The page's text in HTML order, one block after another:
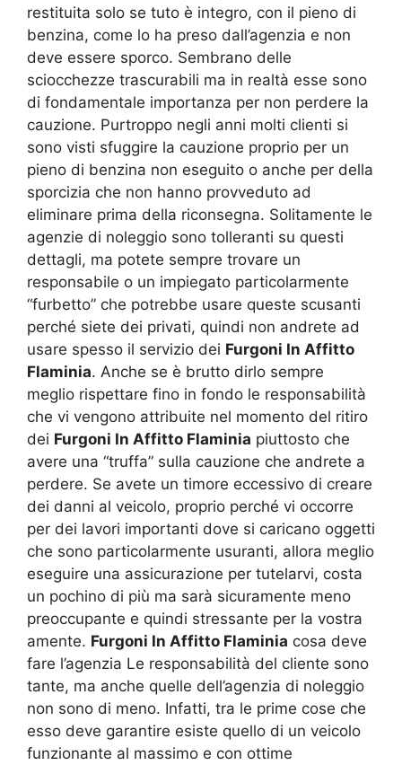
restituita solo se tuto è integro, con il pieno di
benzina, come lo ha preso dall’agenzia e non
deve essere sporco. Sembrano delle
sciocchezze trascurabili ma in realtà esse sono
di fondamentale importanza per non perdere la
cauzione. Purtroppo negli anni molti clienti si
sono visti sfuggire la cauzione proprio per un
pieno di benzina non eseguito o anche per della
sporcizia che non hanno provveduto ad
eliminare prima della riconsegna. Solitamente le
agenzie di noleggio sono tolleranti su questi
dettagli, ma potete sempre trovare un
responsabile o un impiegato particolarmente
“furbetto” che potrebbe usare queste scusanti
perché siete dei privati, quindi non andrete ad
usare spesso il servizio dei Furgoni In Affitto
Flaminia. Anche se è brutto dirlo sempre
meglio rispettare fino in fondo le responsabilità
che vi vengono attribuite nel momento del ritiro
dei Furgoni In Affitto Flaminia piuttosto che
avere una “truffa” sulla cauzione che andrete a
perdere. Se avete un timore eccessivo di creare
dei danni al veicolo, proprio perché vi occorre
per dei lavori importanti dove si caricano oggetti
che sono particolarmente usuranti, allora meglio
eseguire una assicurazione per tutelarvi, costa
un pochino di più ma sarà sicuramente meno
preoccupante e quindi stressante per la vostra
amente. Furgoni In Affitto Flaminia cosa deve
fare l’agenzia Le responsabilità del cliente sono
tante, ma anche quelle dell’agenzia di noleggio
non sono di meno. Infatti, tra le prime cose che
esso deve garantire esiste quello di un veicolo
funzionante al massimo e con ottime